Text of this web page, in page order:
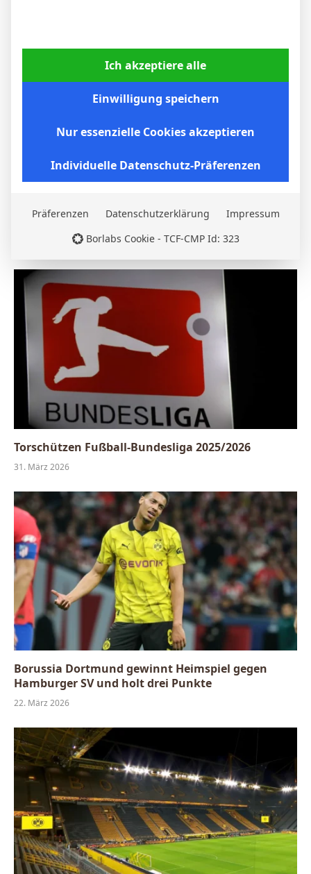
Borussia Dortmund gewinnt auch beim VfB
Torschützen Fußball-Bundesliga 2025/2026
31. März 2026
Borussia Dortmund gewinnt Heimspiel gegen
Hamburger SV und holt drei Punkte
22. März 2026
Ich akzeptiere alle
Einwilligung speichern
Nur essenzielle Cookies akzeptieren
Individuelle Datenschutz-Präferenzen
Präferenzen Datenschutzerklärung
Impressum
Borlabs Cookie - TCF-CMP Id: 323